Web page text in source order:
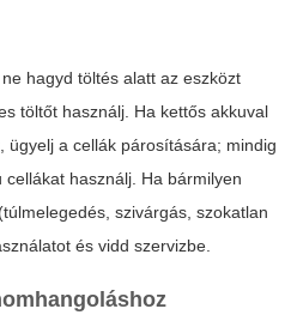
hagyd töltés alatt az eszközt
töltőt használj. Ha kettős akkuval
ügyelj a cellák párosítására; mindig
használj. Ha bármilyen
szivárgás, szokatlan
és vidd szervizbe.